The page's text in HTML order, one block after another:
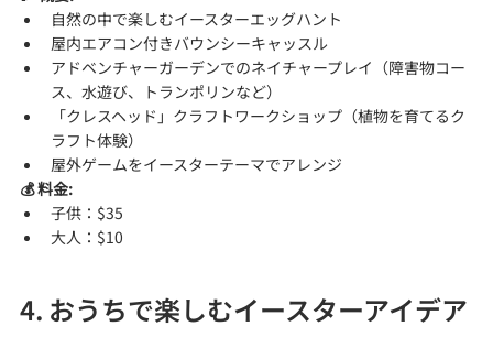
自然の中で楽しむイースターエッグハント
屋内エアコン付きバウンシーキャッスル
アドベンチャーガーデンでのネイチャープレイ（障害物コー
ス、水遊び、トランポリンなど）
「クレスヘッド」クラフトワークショップ（植物を育てるク
ラフト体験）
屋外ゲームをイースターテーマでアレンジ
💰 料金:
子供：$35
大人：$10
4. おうちで楽しむイースターアイデア